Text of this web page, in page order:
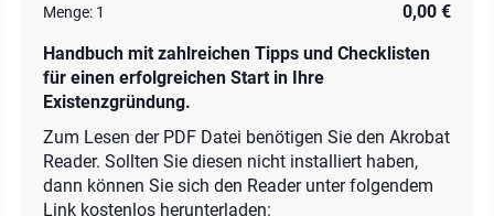
Menge: 1
0,00 €
Handbuch mit zahlreichen Tipps und Checklisten
für einen erfolgreichen Start in Ihre
Existenzgründung.
Zum Lesen der PDF Datei benötigen Sie den Akrobat
Reader. Sollten Sie diesen nicht installiert haben,
dann können Sie sich den Reader unter folgendem
Link kostenlos herunterladen: